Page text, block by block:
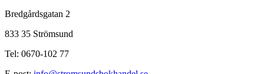
Bredgårdsgatan 2
833 35 Strömsund
Tel: 0670-102 77